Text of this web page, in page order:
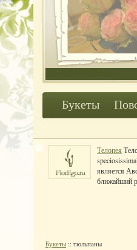
Букеты
Телопея
является
ближайший
Букеты :: тюльпаны